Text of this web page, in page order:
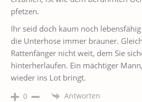
pfetzen.
Ihr seid doch kaum noch
die Unterhose immer brauner.
Rattenfänger nicht weit, dem Sie
hinterherlaufen. Ein mächtiger
wieder ins Lot bringt.
0 Antworten